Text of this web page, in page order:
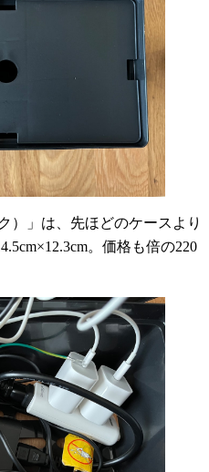
）」は、先ほどのケースより
。価格も倍の220